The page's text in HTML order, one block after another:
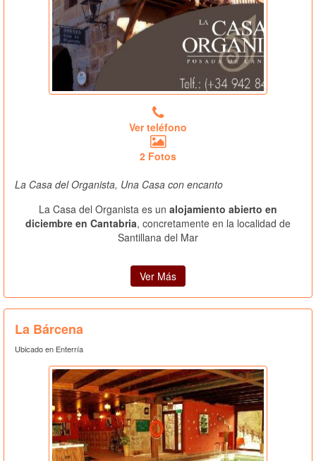
Ver teléfono
2 Fotos
La Casa del Organista, Una Casa con encanto
La Casa del Organista es un alojamiento abierto en
diciembre en Cantabria, concretamente en la localidad de
Santillana del Mar
Ver Más
La Bárcena
Ubicado en Enterría